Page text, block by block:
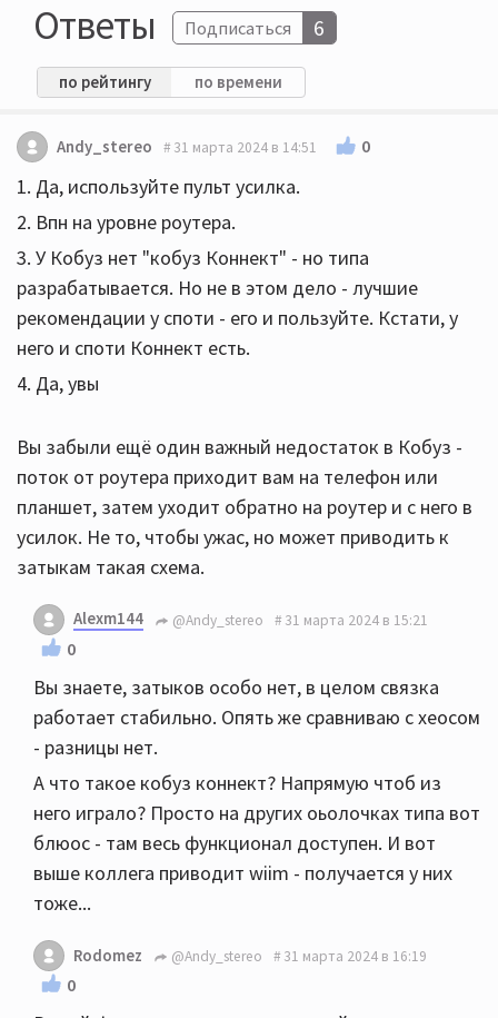
Ответы Подписаться 6
по рейтингу по времени
Andy_stereo 31 марта 2024 в 14:51 0
1. Да, используйте пульт усилка.
2. Впн на уровне роутера.
3. У Кобуз нет "кобуз Коннект" - но типа
разрабатывается. Но не в этом дело - лучшие
рекомендации у споти - его и пользуйте. Кстати, у
него и споти Коннект есть.
4. Да, увы
Вы забыли ещё один важный недостаток в Кобуз -
поток от роутера приходит вам на телефон или
планшет, затем уходит обратно на роутер и с него в
усилок. Не то, чтобы ужас, но может приводить к
затыкам такая схема.
Alexm144 @Andy_stereo 31 марта 2024 в 15:21
0
Вы знаете, затыков особо нет, в целом связка
работает стабильно. Опять же сравниваю с хеосом
- разницы нет.
А что такое кобуз коннект? Напрямую чтоб из
него играло? Просто на других оьолочках типа вот
блюос - там весь функционал доступен. И вот
выше коллега приводит wiim - получается у них
тоже...
Rodomez @Andy_stereo 31 марта 2024 в 16:19
0